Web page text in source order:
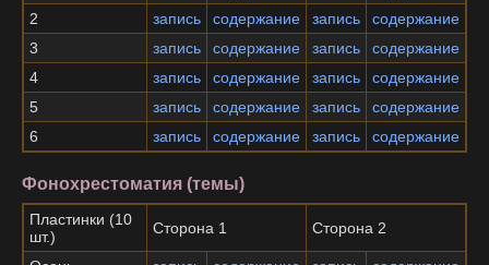
2
запись содержание запись
содержание
3
запись содержание запись
содержание
4
запись содержание запись
содержание
5
запись содержание запись
содержание
6
запись содержание запись содержание
Фонохрестоматия (темы)
Пластинки (10
шт.)
Сторона 1 Сторона 2